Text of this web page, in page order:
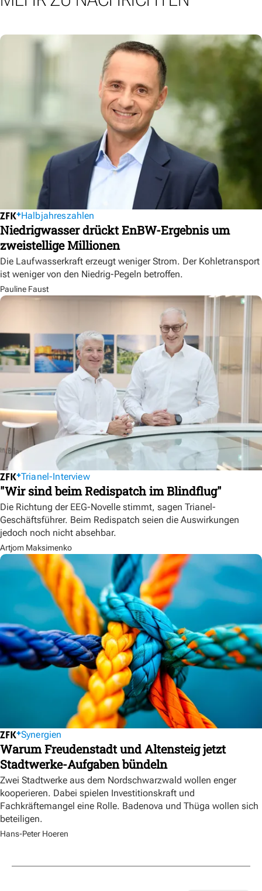
Halbjahreszahlen
Niedrigwasser drückt EnBW-Ergebnis um
zweistellige Millionen
Die Laufwasserkraft erzeugt weniger Strom. Der Kohletransport
ist weniger von den Niedrig-Pegeln betroffen.
Pauline Faust
Trianel-Interview
"Wir sind beim Redispatch im Blindflug"
Die Richtung der EEG-Novelle stimmt, sagen Trianel-
Geschäftsführer. Beim Redispatch seien die Auswirkungen
jedoch noch nicht absehbar.
Artjom Maksimenko
Synergien
Warum Freudenstadt und Altensteig jetzt
Stadtwerke-Aufgaben bündeln
Zwei Stadtwerke aus dem Nordschwarzwald wollen enger
kooperieren. Dabei spielen Investitionskraft und
Fachkräftemangel eine Rolle. Badenova und Thüga wollen sich
beteiligen.
Hans-Peter Hoeren